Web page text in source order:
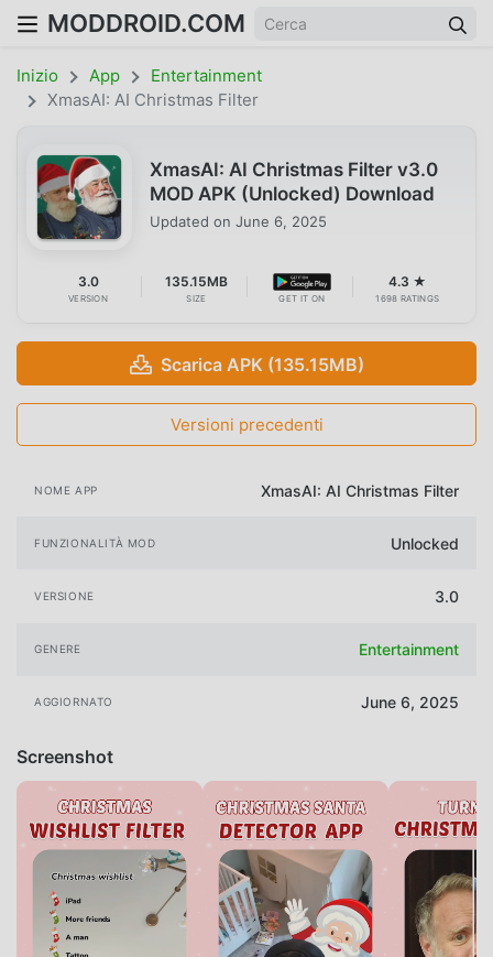
MODDROID.COM
Inizio App
Entertainment
XmasAI: AI Christmas Filter
XmasAI: AI Christmas Filter v3.0
MOD APK (Unlocked) Download
Updated on June 6, 2025
3.0
VERSION
135.15MB
SIZE GET IT ON
4.3 ★
1698 RATINGS
Scarica APK (135.15MB)
Versioni precedenti
NOME APP XmasAI: AI Christmas Filter
FUNZIONALITÀ MOD Unlocked
VERSIONE 3.0
GENERE Entertainment
AGGIORNATO June 6, 2025
Screenshot